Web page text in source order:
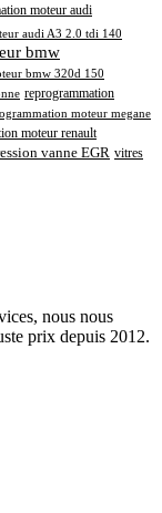
moteur audi
audi A3 2.0 tdi 140
bmw
bmw 320d 150
reprogrammation
moteur megane
moteur renault
vanne EGR vitres
nous nous
prix depuis 2012.